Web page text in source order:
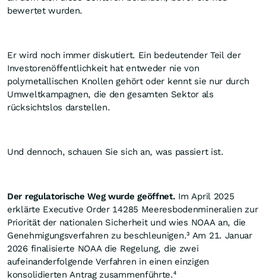
bewertet wurden.
Er wird noch immer diskutiert. Ein bedeutender Teil der
Investorenöffentlichkeit hat entweder nie von
polymetallischen Knollen gehört oder kennt sie nur durch
Umweltkampagnen, die den gesamten Sektor als
rücksichtslos darstellen.
Und dennoch, schauen Sie sich an, was passiert ist.
Der regulatorische Weg wurde geöffnet. Im April 2025
erklärte Executive Order 14285 Meeresbodenmineralien zur
Priorität der nationalen Sicherheit und wies NOAA an, die
Genehmigungsverfahren zu beschleunigen.³ Am 21. Januar
2026 finalisierte NOAA die Regelung, die zwei
aufeinanderfolgende Verfahren in einen einzigen
konsolidierten Antrag zusammenführte.⁴